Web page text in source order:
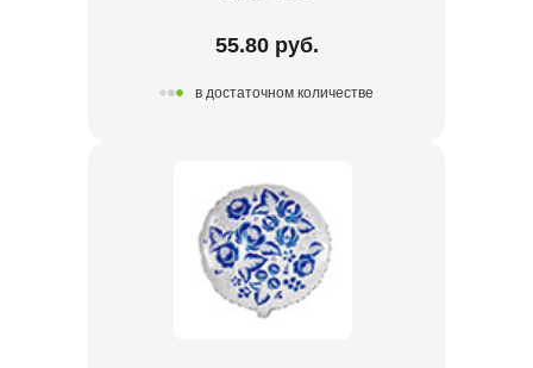
55.80 руб.
в достаточном количестве